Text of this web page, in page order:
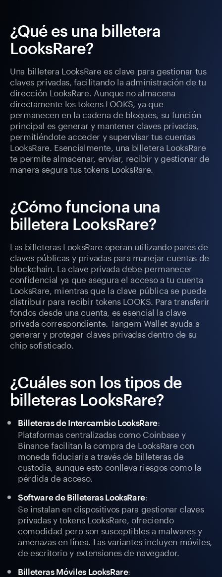
¿Qué es una billetera
LooksRare?
Una billetera LooksRare es clave para gestionar tus
claves privadas, facilitando la administración de tu
dirección LooksRare. Aunque no almacena
directamente los tokens LOOKS, ya que
permanecen en la cadena de bloques, su función
principal es generar y mantener claves privadas,
permitiéndote acceder y supervisar tus cuentas
LooksRare. Esencialmente, una billetera LooksRare
te permite almacenar, enviar, recibir y gestionar de
manera segura tus tokens LooksRare.
¿Cómo funciona una
billetera LooksRare?
Las billeteras LooksRare operan utilizando pares de
claves públicas y privadas para manejar cuentas de
blockchain. La clave privada debe permanecer
confidencial ya que asegura el acceso a tu cuenta
LooksRare, mientras que la clave pública se puede
distribuir para recibir tokens LOOKS. Para transferir
fondos desde una cuenta, es esencial la clave
privada correspondiente. Tangem Wallet ayuda a
generar y proteger claves privadas dentro de su
chip sofisticado.
¿Cuáles son los tipos de
billeteras LooksRare?
Billeteras de Intercambio LooksRare:
Plataformas centralizadas como Coinbase y
Binance facilitan la compra de LooksRare con
moneda fiduciaria a través de billeteras de
custodia, aunque esto conlleva riesgos como la
pérdida de acceso.
Software de Billeteras LooksRare:
Se instalan en dispositivos para gestionar claves
privadas y tokens LooksRare, ofreciendo
comodidad pero son susceptibles a malwares y
amenazas en línea. Las variantes incluyen móviles,
de escritorio y extensiones de navegador.
Billeteras Móviles LooksRare: